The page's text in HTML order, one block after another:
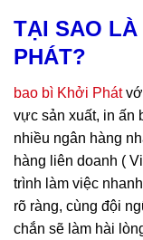
TẠI SAO LÀ
PHÁT?
bao bì Khởi Phát
vực sản xuất, in ấn
nhiều ngân hàng
hàng liên doanh (
trình làm việc
rõ ràng, cùng đội
chắn sẽ làm hài